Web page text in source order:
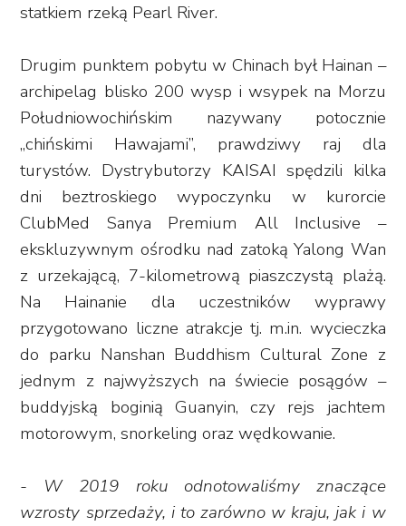
statkiem rzeką Pearl River.
Drugim punktem pobytu w Chinach był Hainan –
archipelag blisko 200 wysp i wsypek na Morzu
Południowochińskim nazywany potocznie
„chińskimi Hawajami”, prawdziwy raj dla
turystów. Dystrybutorzy KAISAI spędzili kilka
dni beztroskiego wypoczynku w kurorcie
ClubMed Sanya Premium All Inclusive –
ekskluzywnym ośrodku nad zatoką Yalong Wan
z urzekającą, 7-kilometrową piaszczystą plażą.
Na Hainanie dla uczestników wyprawy
przygotowano liczne atrakcje tj. m.in. wycieczka
do parku Nanshan Buddhism Cultural Zone z
jednym z najwyższych na świecie posągów –
buddyjską boginią Guanyin, czy rejs jachtem
motorowym, snorkeling oraz wędkowanie.
- W 2019 roku odnotowaliśmy znaczące
wzrosty sprzedaży, i to zarówno w kraju, jak i w